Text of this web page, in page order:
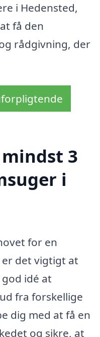
i Hedensted,
få den
rådgivning, der
3
i
for en
er det vigtigt at
idé at
fra forskellige
dig med at få en
og sikre, at